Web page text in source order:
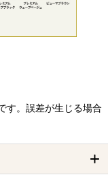
す。誤差が生じる場合